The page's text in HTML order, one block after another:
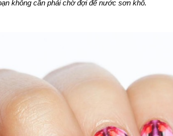
không cần phải chờ đợi để nước sơn khô.